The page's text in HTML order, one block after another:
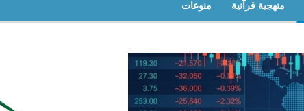
منهجية قرآنية منوعات